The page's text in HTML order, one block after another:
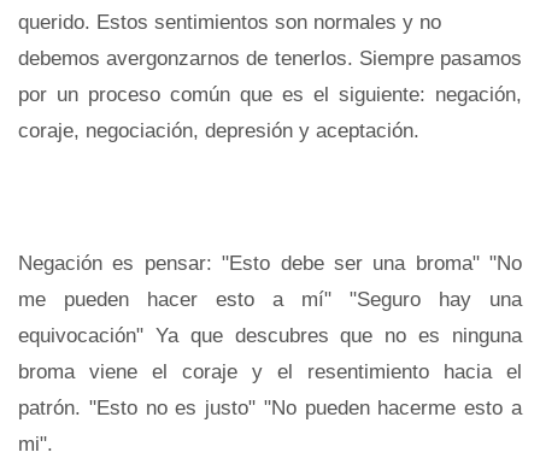
querido. Estos sentimientos son normales y no
debemos avergonzarnos de tenerlos. Siempre pasamos
por un proceso común que es el siguiente: negación,
coraje, negociación, depresión y aceptación.
Negación es pensar: "Esto debe ser una broma" "No
me pueden hacer esto a mí" "Seguro hay una
equivocación" Ya que descubres que no es ninguna
broma viene el coraje y el resentimiento hacia el
patrón. "Esto no es justo" "No pueden hacerme esto a
mi".